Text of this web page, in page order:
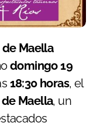
de Maella
domingo 19
18:30 horas, el
Maella, un